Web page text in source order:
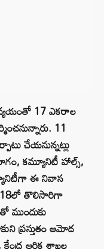
17 ఎకరాల
11
చేయనున్నట్లు
కమ్యూనిటీ హాల్స్,
ఈ నివాస
తొలిసారిగా
ముందుకు
ప్రస్తుతం ఆమోద